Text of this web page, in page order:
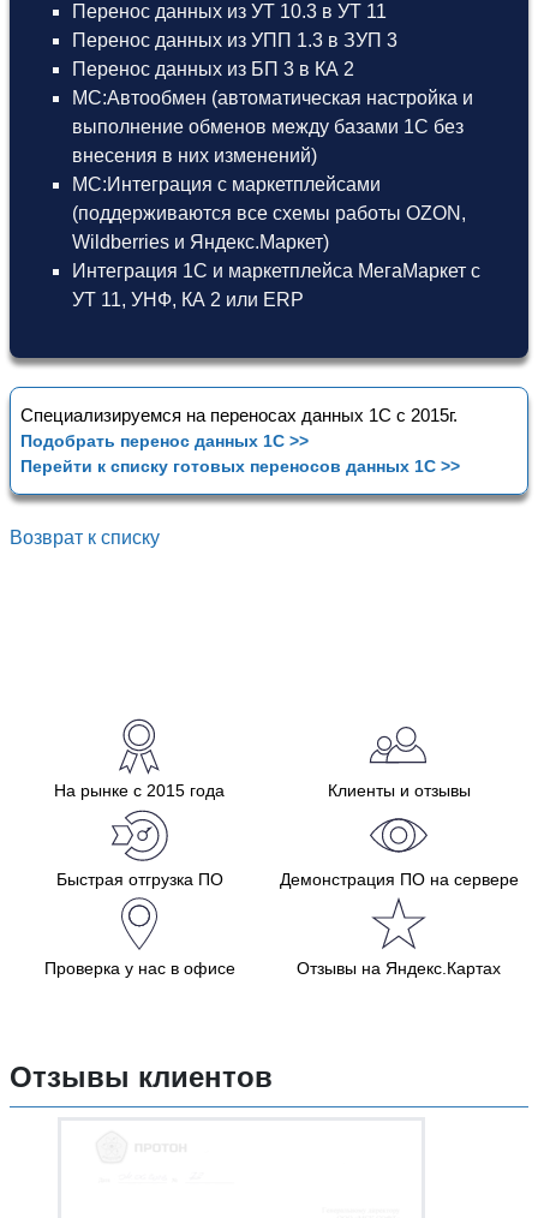
Перенос данных из УТ 10.3 в УТ 11
Перенос данных из УПП 1.3 в ЗУП 3
Перенос данных из БП 3 в КА 2
МС:Автообмен (автоматическая настройка и
выполнение обменов между базами 1С без
внесения в них изменений)
МС:Интеграция с маркетплейсами
(поддерживаются все схемы работы OZON,
Wildberries и Яндекс.Маркет)
Интеграция 1С и маркетплейса МегаМаркет с
УТ 11, УНФ, КА 2 или ERP
Специализируемся на переносах данных 1С с 2015г.
Подобрать перенос данных 1С >>
Перейти к списку готовых переносов данных 1С >>
Возврат к списку
На рынке с 2015 года Клиенты и отзывы
Быстрая отгрузка ПО Демонстрация ПО на сервере
Проверка у нас в офисе Отзывы на Яндекс.Картах
Отзывы клиентов